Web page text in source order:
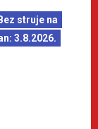
Bez struje na
3.8.2026.